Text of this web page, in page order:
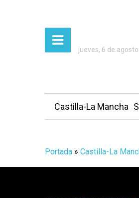
jueves, 6 de
Castilla-La Mancha
Portada » Castilla-La